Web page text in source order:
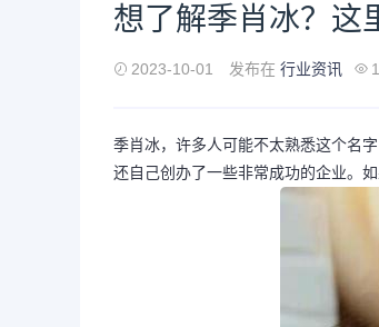
想了解季肖冰？这
2023-10-01 发布在 行业资讯 1
季肖冰，许多人可能不太熟悉这个名
还自己创办了一些非常成功的企业。